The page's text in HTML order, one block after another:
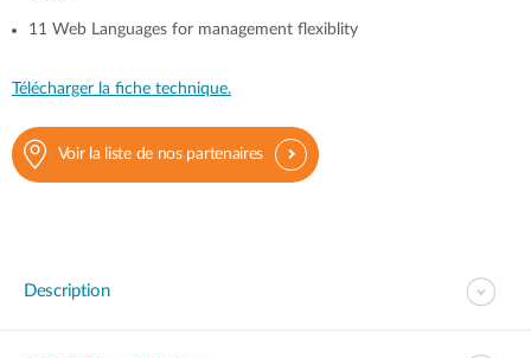
11 Web Languages for management flexiblity
Télécharger la fiche technique.
Voir la liste de nos partenaires
Description